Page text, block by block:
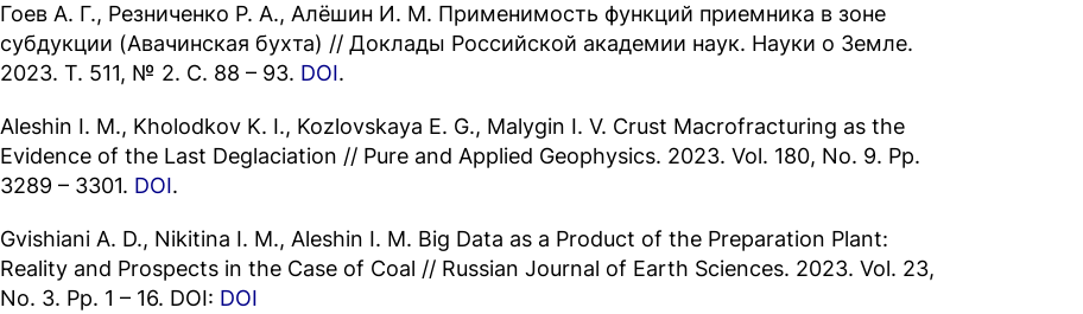
Гоев А. Г., Резниченко Р. А., Алёшин И. М. Применимость функций приемника в зоне
субдукции (Авачинская бухта) // Доклады Российской академии наук. Науки о Земле.
2023. Т. 511, № 2. С. 88 – 93. DOI.
Aleshin I. M., Kholodkov K. I., Kozlovskaya E. G., Malygin I. V. Crust Macrofracturing as the
Evidence of the Last Deglaciation // Pure and Applied Geophysics. 2023. Vol. 180, No. 9. Pp.
3289 – 3301. DOI.
Gvishiani A. D., Nikitina I. M., Aleshin I. M. Big Data as a Product of the Preparation Plant:
Reality and Prospects in the Case of Coal // Russian Journal of Earth Sciences. 2023. Vol. 23,
No. 3. Pp. 1 – 16. DOI: DOI